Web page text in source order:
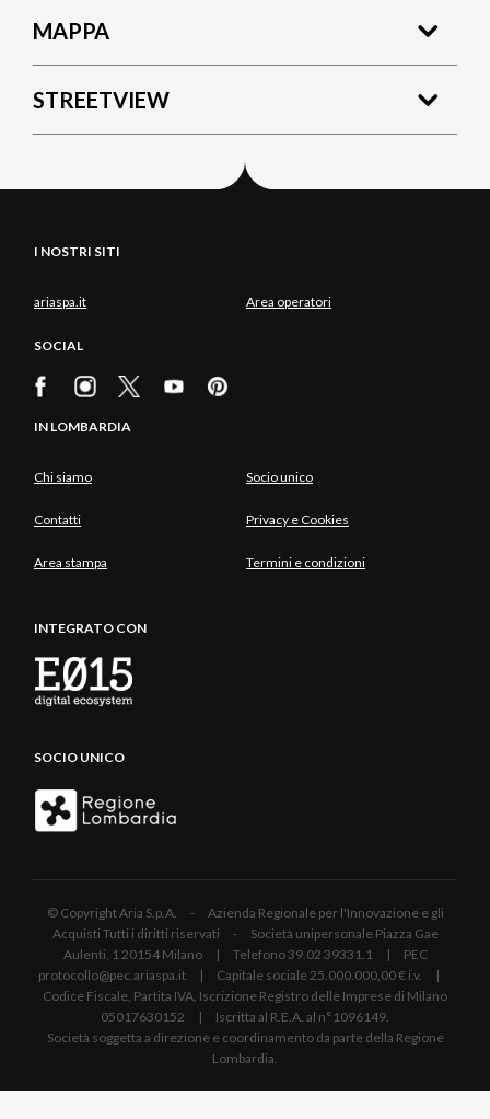
MAPPA
STREETVIEW
I NOSTRI SITI
ariaspa.it Area operatori
SOCIAL
IN LOMBARDIA
Chi siamo Socio unico
Contatti Privacy e Cookies
Area stampa Termini e condizioni
INTEGRATO CON
SOCIO UNICO
© Copyright Aria S.p.A. - Azienda Regionale per l'Innovazione e gli
Acquisti Tutti i diritti riservati - Società unipersonale Piazza Gae
Aulenti, 1 20154 Milano | Telefono 39.02 39331.1 | PEC
protocollo@pec.ariaspa.it | Capitale sociale 25.000.000,00 € i.v. |
Codice Fiscale, Partita IVA, Iscrizione Registro delle Imprese di Milano
05017630152 | Iscritta al R.E.A. al n°1096149.
Società soggetta a direzione e coordinamento da parte della Regione
Lombardia.